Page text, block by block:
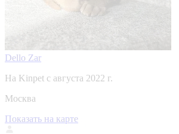
Dello Zar
На Kinpet c августа 2022 г.
Москва
Показать на карте